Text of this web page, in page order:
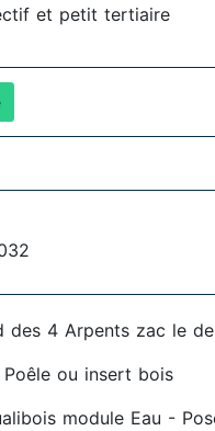
et petit tertiaire
des 4 Arpents zac le
Poêle ou insert bois
module Eau -